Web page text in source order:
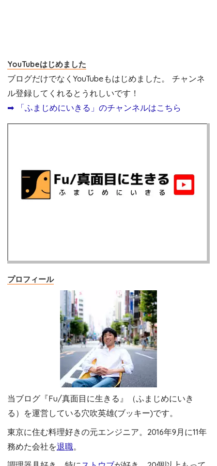
YouTubeはじめました
ブログだけでなくYouTubeもはじめました。 チャンネ
ル登録してくれるとうれしいです！
➡︎ 「ふまじめにいきる」のチャンネルはこちら
プロフィール
当ブログ『Fu/真面目に生きる』（ふまじめにいき
る）を運営している穴吹英雄(ブッキー)です。
東京に住む料理好きの元エンジニア。2016年9月に11年
務めた会社を退職。